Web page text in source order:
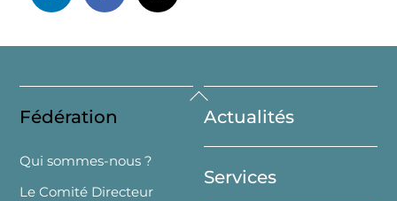
Back
To
Top
Fédération
Qui sommes-nous ?
Le Comité Directeur
Actualités
Services